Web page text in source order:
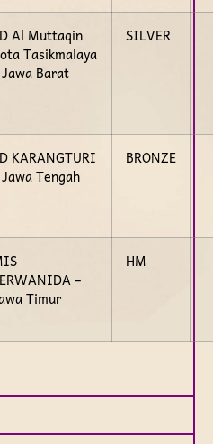
Al Muttaqin
Tasikmalaya
Barat
SILVER
KARANGTURI
Tengah
BRONZE
–
Timur
HM